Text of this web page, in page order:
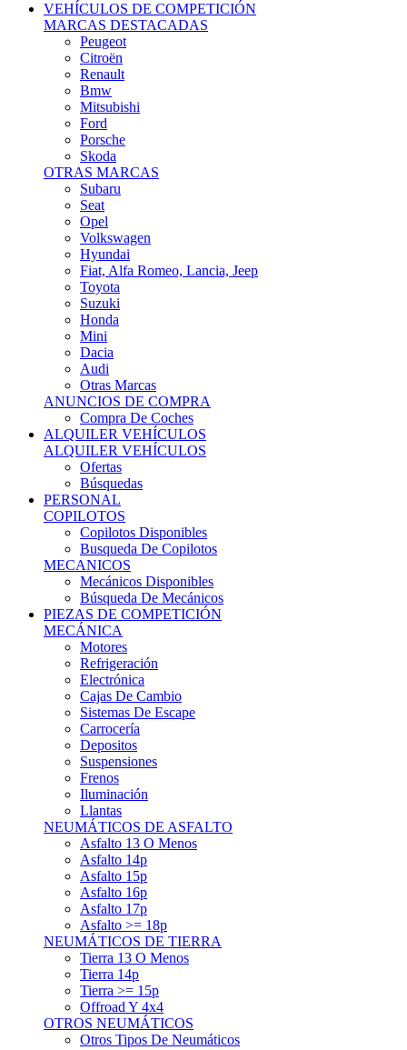
VEHÍCULOS DE COMPETICIÓN
MARCAS DESTACADAS
Peugeot
Citroën
Renault
Bmw
Mitsubishi
Ford
Porsche
Skoda
OTRAS MARCAS
Subaru
Seat
Opel
Volkswagen
Hyundai
Fiat, Alfa Romeo, Lancia, Jeep
Toyota
Suzuki
Honda
Mini
Dacia
Audi
Otras Marcas
ANUNCIOS DE COMPRA
Compra De Coches
ALQUILER VEHÍCULOS
ALQUILER VEHÍCULOS
Ofertas
Búsquedas
PERSONAL
COPILOTOS
Copilotos Disponibles
Busqueda De Copilotos
MECANICOS
Mecánicos Disponibles
Búsqueda De Mecánicos
PIEZAS DE COMPETICIÓN
MECÁNICA
Motores
Refrigeración
Electrónica
Cajas De Cambio
Sistemas De Escape
Carrocería
Depositos
Suspensiones
Frenos
Iluminación
Llantas
NEUMÁTICOS DE ASFALTO
Asfalto 13 O Menos
Asfalto 14p
Asfalto 15p
Asfalto 16p
Asfalto 17p
Asfalto >= 18p
NEUMÁTICOS DE TIERRA
Tierra 13 O Menos
Tierra 14p
Tierra >= 15p
Offroad Y 4x4
OTROS NEUMÁTICOS
Otros Tipos De Neumáticos